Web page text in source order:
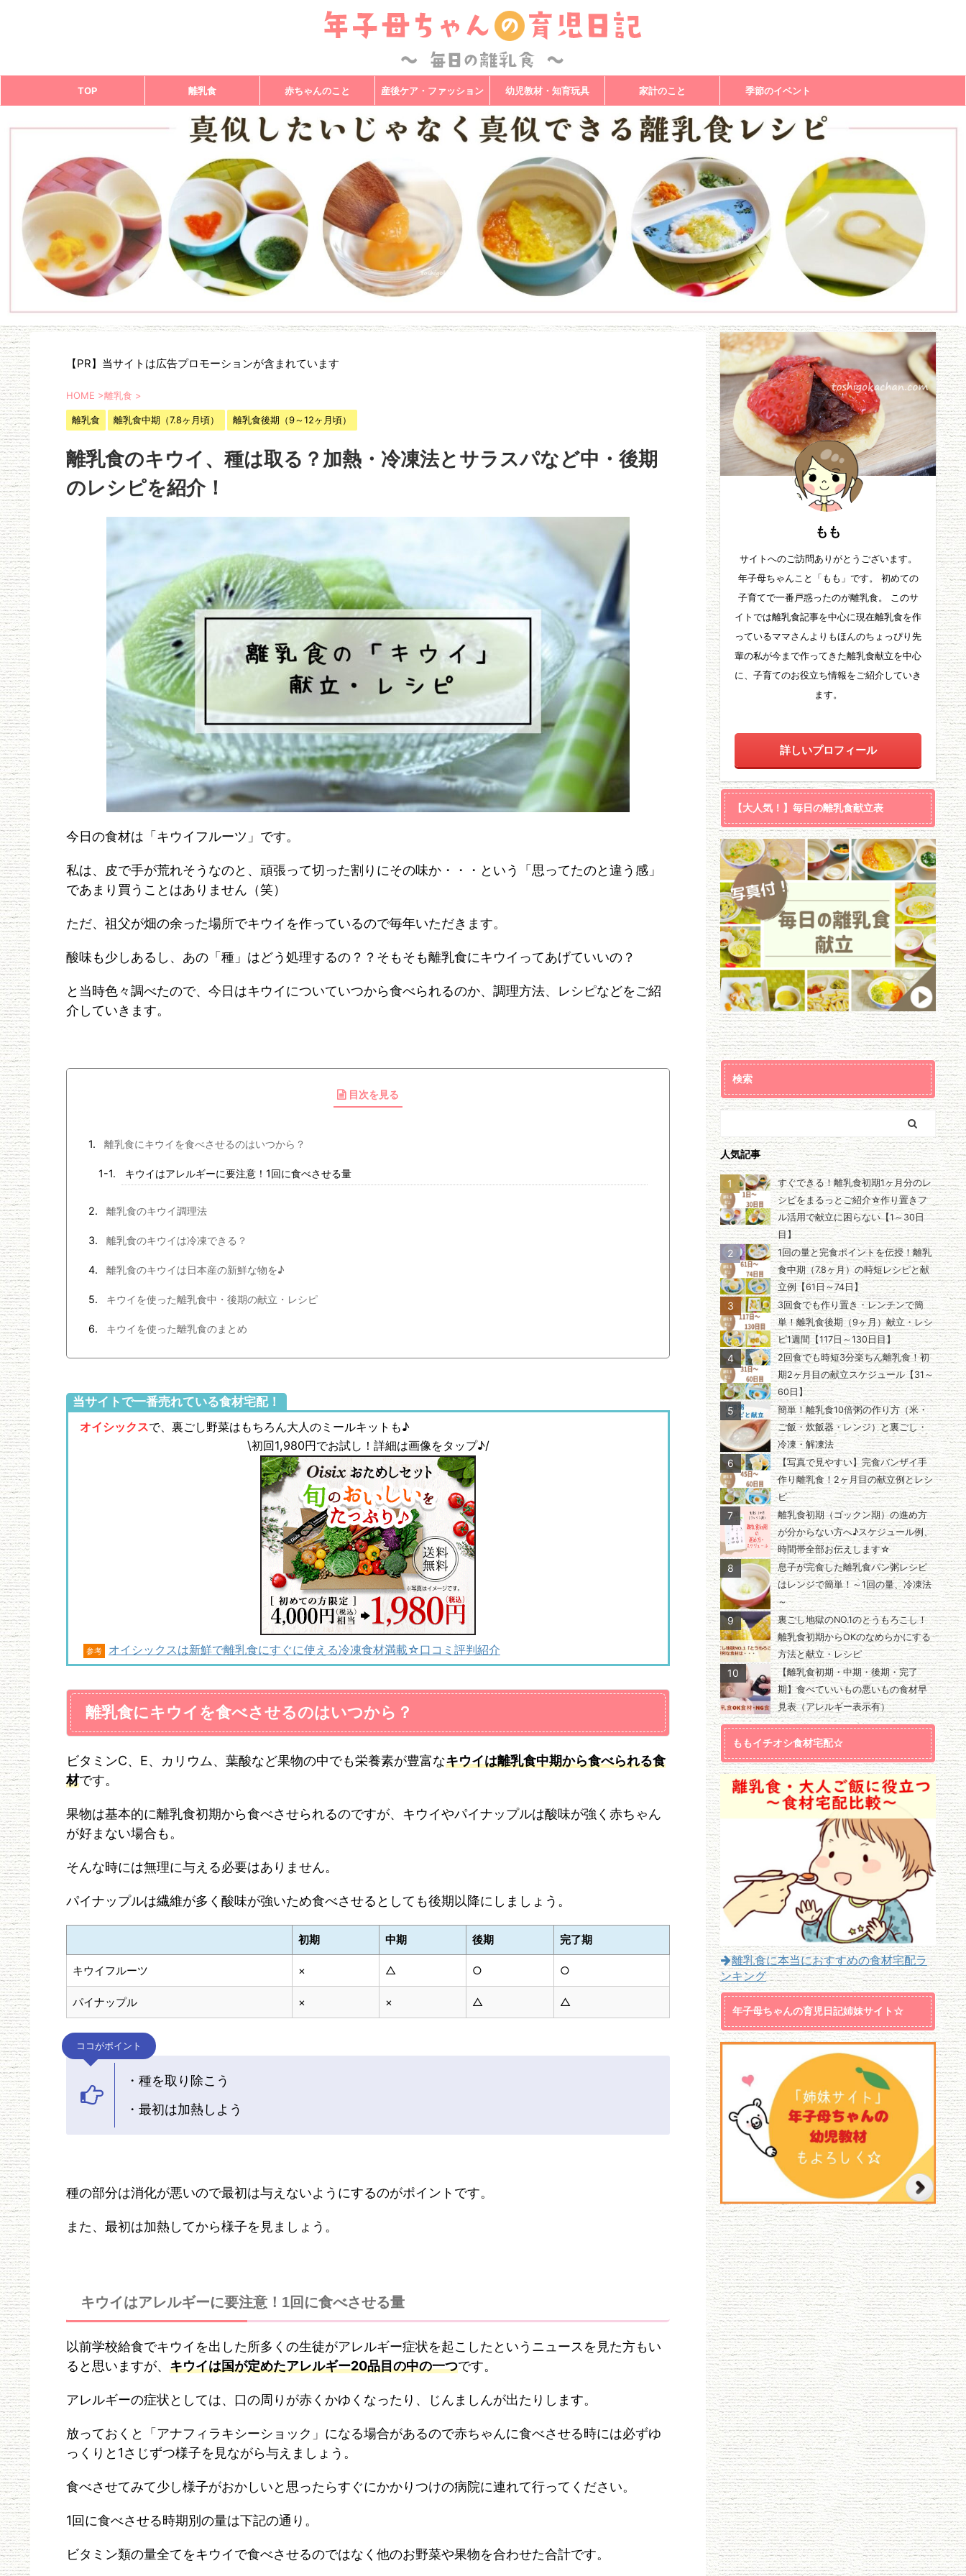
TOP 離乳食 赤ちゃんのこと 産後ケア・ファッション 幼児教材・知育玩具 家計のこと 季節のイベント
【PR】当サイトは広告プロモーションが含まれています
HOME >離乳食 >
離乳食 離乳食中期（7.8ヶ月頃） 離乳食後期（9～12ヶ月頃）
離乳食のキウイ、種は取る？加熱・冷凍法とサラスパなど中・後期
のレシピを紹介！
今日の食材は「キウイフルーツ」です。
私は、皮で手が荒れそうなのと、頑張って切った割りにその味か・・・という「思ってたのと違う感」
であまり買うことはありません（笑）
ただ、祖父が畑の余った場所でキウイを作っているので毎年いただきます。
酸味も少しあるし、あの「種」はどう処理するの？？そもそも離乳食にキウイってあげていいの？
と当時色々調べたので、今日はキウイについていつから食べられるのか、調理方法、レシピなどをご紹
介していきます。
目次を見る
離乳食にキウイを食べさせるのはいつから？
キウイはアレルギーに要注意！1回に食べさせる量
離乳食のキウイ調理法
離乳食のキウイは冷凍できる？
離乳食のキウイは日本産の新鮮な物を♪
キウイを使った離乳食中・後期の献立・レシピ
キウイを使った離乳食のまとめ
当サイトで一番売れている食材宅配！
オイシックスで、裏ごし野菜はもちろん大人のミールキットも♪
\初回1,980円でお試し！詳細は画像をタップ♪/
参考 オイシックスは新鮮で離乳食にすぐに使える冷凍食材満載☆口コミ評判紹介
離乳食にキウイを食べさせるのはいつから？
ビタミンC、E、カリウム、葉酸など果物の中でも栄養素が豊富なキウイは離乳食中期から食べられる食
材です。
果物は基本的に離乳食初期から食べさせられるのですが、キウイやパイナップルは酸味が強く赤ちゃん
が好まない場合も。
そんな時には無理に与える必要はありません。
パイナップルは繊維が多く酸味が強いため食べさせるとしても後期以降にしましょう。
初期 中期 後期 完了期
キウイフルーツ × △ ○ ○
パイナップル × × △ △
ココがポイント
・種を取り除こう
・最初は加熱しよう
種の部分は消化が悪いので最初は与えないようにするのがポイントです。
また、最初は加熱してから様子を見ましょう。
キウイはアレルギーに要注意！1回に食べさせる量
以前学校給食でキウイを出した所多くの生徒がアレルギー症状を起こしたというニュースを見た方もい
ると思いますが、 キウイは国が定めたアレルギー20品目の中の一つです。
アレルギーの症状としては、口の周りが赤くかゆくなったり、じんましんが出たりします。
放っておくと「アナフィラキシーショック」になる場合があるので赤ちゃんに食べさせる時には必ずゆ
っくりと1さじずつ様子を見ながら与えましょう。
食べさせてみて少し様子がおかしいと思ったらすぐにかかりつけの病院に連れて行ってください。
1回に食べさせる時期別の量は下記の通り。
ビタミン類の量全てをキウイで食べさせるのではなく他のお野菜や果物を合わせた合計です。
もも
サイトへのご訪問ありがとうございます。
年子母ちゃんこと「もも」です。 初めての
子育てで一番戸惑ったのが離乳食。 このサ
イトでは離乳食記事を中心に現在離乳食を作
っているママさんよりもほんのちょっぴり先
輩の私が今まで作ってきた離乳食献立を中心
に、子育てのお役立ち情報をご紹介していき
ます。
詳しいプロフィール
【大人気！】毎日の離乳食献立表
検索
人気記事
1
すぐできる！離乳食初期1ヶ月分のレ
シピをまるっとご紹介☆作り置きフ
ル活用で献立に困らない【1～30日
目】
2
1回の量と完食ポイントを伝授！離乳
食中期（7.8ヶ月）の時短レシピと献
立例【61日～74日】
3
3回食でも作り置き・レンチンで簡
単！離乳食後期（9ヶ月）献立・レシ
ピ1週間【117日～130日目】
4
2回食でも時短3分楽ちん離乳食！初
期2ヶ月目の献立スケジュール【31～
60日】
5
簡単！離乳食10倍粥の作り方（米・
ご飯・炊飯器・レンジ）と裏ごし・
冷凍・解凍法
6
【写真で見やすい】完食バンザイ手
作り離乳食！2ヶ月目の献立例とレシ
ピ
7
離乳食初期（ゴックン期）の進め方
が分からない方へ♪スケジュール例、
時間帯全部お伝えします☆
8
息子が完食した離乳食パン粥レシピ
はレンジで簡単！～1回の量、冷凍法
～
9
裏ごし地獄のNO.1のとうもろこし！
離乳食初期からOKのなめらかにする
方法と献立・レシピ
10
【離乳食初期・中期・後期・完了
期】食べていいもの悪いもの食材早
見表（アレルギー表示有）
ももイチオシ食材宅配☆
離乳食に本当におすすめの食材宅配ラ
ンキング
年子母ちゃんの育児日記姉妹サイト☆